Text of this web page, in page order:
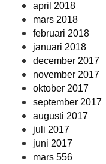
april 2018
mars 2018
februari 2018
januari 2018
december 2017
november 2017
oktober 2017
september 2017
augusti 2017
juli 2017
juni 2017
mars 556